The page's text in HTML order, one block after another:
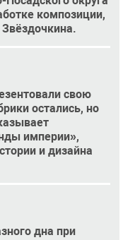
композиции,
свою
остались, но
империи»,
и дизайна
дна при